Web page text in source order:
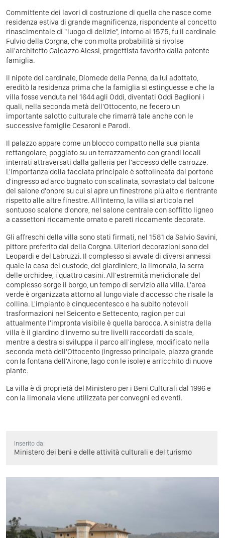
Committente dei lavori di costruzione di quella che nasce come
residenza estiva di grande magnificenza, rispondente al concetto
rinascimentale di "luogo di delizie", intorno al 1575, fu il cardinale
Fulvio della Corgna, che con molta probabilità si rivolse
all'architetto Galeazzo Alessi, progettista favorito dalla potente
famiglia.
Il nipote del cardinale, Diomede della Penna, da lui adottato,
ereditò la residenza prima che la famiglia si estinguesse e che la
villa fosse venduta nel 1644 agli Oddi, diventati Oddi Baglioni i
quali, nella seconda metà dell'Ottocento, ne fecero un
importante salotto culturale che rimarrà tale anche con le
successive famiglie Cesaroni e Parodi.
Il palazzo appare come un blocco compatto nella sua pianta
rettangolare, poggiato su un terrazzamento con grandi locali
interrati attraversati dalla galleria per l'accesso delle carrozze.
L'importanza della facciata principale è sottolineata dal portone
d'ingresso ad arco bugnato con scalinata, sovrastato dal balcone
del salone d'onore su cui si apre un finestrone più alto e rientrante
rispetto alle altre finestre. All'interno, la villa si articola nel
sontuoso scalone d'onore, nel salone centrale con soffitto ligneo
a cassettoni riccamente ornato e pareti riccamente decorate.
Gli affreschi della villa sono stati firmati, nel 1581 da Salvio Savini,
pittore preferito dai della Corgna. Ulteriori decorazioni sono del
Leopardi e del Labruzzi. Il complesso si avvale di diversi annessi
quale la casa del custode, del giardiniere, la limonaia, la serra
delle orchidee, i quattro casini. All'estremità meridionale del
complesso sorge il borgo, un tempo di servizio alla villa. L'area
verde è organizzata attorno al lungo viale d'accesso che risale la
collina. L'impianto è cinquecentesco e ha subito notevoli
trasformazioni nel Seicento e Settecento, ragion per cui
attualmente l'impronta visibile è quella barocca. A sinistra della
villa è il giardino d'inverno su tre livelli raccordati da scale,
mentre a destra si sviluppa il parco all'inglese, modificato nella
seconda metà dell'Ottocento (ingresso principale, piazza grande
con la fontana dell'Airone, lago con le isole) e arricchito di nuove
piante.
La villa è di proprietà del Ministero per i Beni Culturali dal 1996 e
con la limonaia viene utilizzata per convegni ed eventi.
Inserito da:
Ministero dei beni e delle attività culturali e del turismo